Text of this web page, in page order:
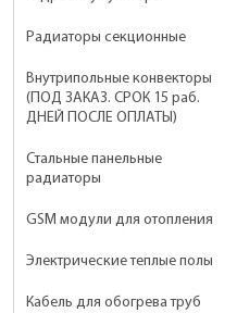
Радиаторы секционные
Внутрипольные конвекторы
(ПОД ЗАКАЗ. СРОК 15 раб.
ДНЕЙ ПОСЛЕ ОПЛАТЫ)
Стальные панельные
радиаторы
GSM модули для отопления
Электрические теплые полы
Кабель для обогрева труб